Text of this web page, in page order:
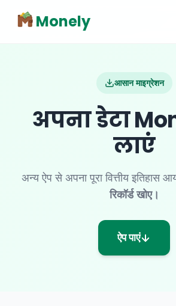
Monely
आसान माइग्रेशन
अपना डेटा
लाएं
अन्य ऐप से अपना पूरा वित्तीय इतिहास
रिकॉर्ड खोए।
ऐप पाएं